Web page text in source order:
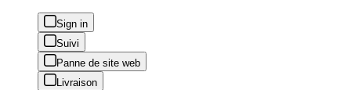
Sign in
Suivi
Panne de site web
Livraison